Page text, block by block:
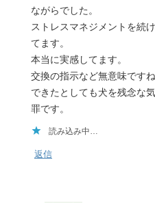
ながらでした。
ストレスマネジメントを続
てます。
本当に実感してます。
交換の指示など無意味ですね
できたとしても犬を残念な
罪です。
読み込み中…
返信